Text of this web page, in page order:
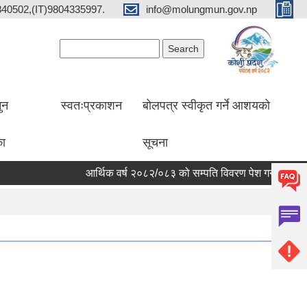
info@molungmun.gov.np
स्वतःप्रकाशन बोलपत्र स्वीकृत गर्ने आशयको
सूचना
आर्थिक वर्ष २०८२/०८३ को सम्पति विवरण पेश गर्ने सम्बन्धी